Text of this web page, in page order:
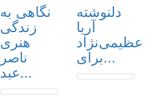
دلنوشته
آریا
عظیمی‌نژاد
برای...
نگاهی به
زندگی
هنری
ناصر
عبد...